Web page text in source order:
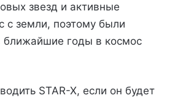
звезд и активные
с земли, поэтому были
ближайшие годы в космос
STAR-X, если он будет